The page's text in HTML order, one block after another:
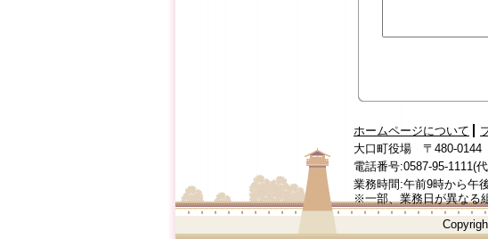
ホームページについて
大口町役場 〒480-0144
電話番号:0587-95-1111(
業務時間:午前9時から午
※一部、業務日が異なる